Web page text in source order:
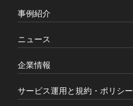
事例紹介
ニュース
企業情報
サービス運用と規約・ポリシー